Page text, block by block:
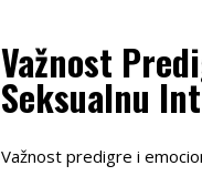
Važnost
Seksualnu
Važnost predigre i